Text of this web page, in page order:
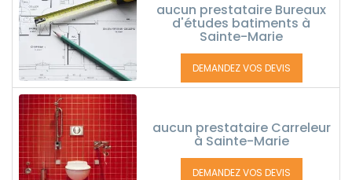
aucun prestataire Bureaux
d'études batiments à
Sainte-Marie
DEMANDEZ VOS DEVIS
aucun prestataire Carreleur
à Sainte-Marie
DEMANDEZ VOS DEVIS